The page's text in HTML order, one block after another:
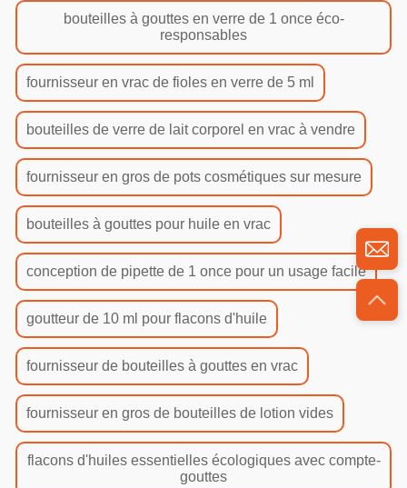
bouteilles à gouttes en verre de 1 once éco-
responsables
fournisseur en vrac de fioles en verre de 5 ml
bouteilles de verre de lait corporel en vrac à vendre
fournisseur en gros de pots cosmétiques sur mesure
bouteilles à gouttes pour huile en vrac
conception de pipette de 1 once pour un usage facile
goutteur de 10 ml pour flacons d'huile
fournisseur de bouteilles à gouttes en vrac
fournisseur en gros de bouteilles de lotion vides
flacons d'huiles essentielles écologiques avec compte-
gouttes